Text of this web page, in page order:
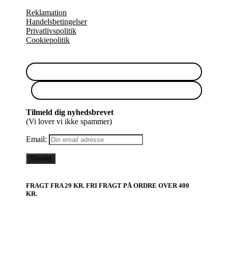
Reklamation
Handelsbetingelser
Privatlivspolitik
Cookiepolitik
Tilmeld dig nyhedsbrevet
(Vi lover vi ikke spammer)
Email:
FRAGT FRA 29 KR. FRI FRAGT PÅ ORDRE OVER 400
KR.